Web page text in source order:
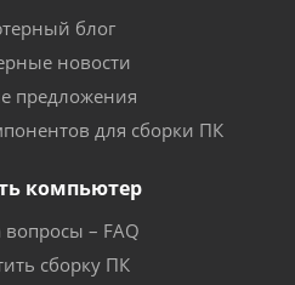
блог
новости
предложения
для сборки ПК
компьютер
– FAQ
сборку ПК